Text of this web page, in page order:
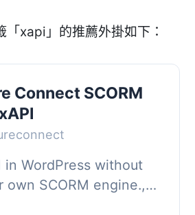
「xapi」的推薦外掛如下：
Connect SCORM
in WordPress without
own SCORM engine.,